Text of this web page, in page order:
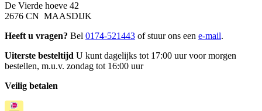
De Vierde hoeve 42
2676 CN MAASDIJK
Heeft u vragen? Bel 0174-521443 of stuur ons een e-mail.
Uiterste besteltijd U kunt dagelijks tot 17:00 uur voor morgen
bestellen, m.u.v. zondag tot 16:00 uur
Veilig betalen